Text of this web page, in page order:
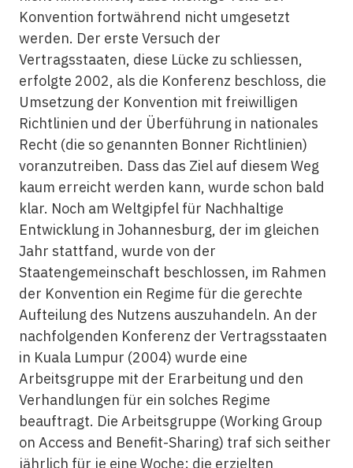
Konvention fortwährend nicht umgesetzt
werden. Der erste Versuch der
Vertragsstaaten, diese Lücke zu schliessen,
erfolgte 2002, als die Konferenz beschloss, die
Umsetzung der Konvention mit freiwilligen
Richtlinien und der Überführung in nationales
Recht (die so genannten Bonner Richtlinien)
voranzutreiben. Dass das Ziel auf diesem Weg
kaum erreicht werden kann, wurde schon bald
klar. Noch am Weltgipfel für Nachhaltige
Entwicklung in Johannesburg, der im gleichen
Jahr stattfand, wurde von der
Staatengemeinschaft beschlossen, im Rahmen
der Konvention ein Regime für die gerechte
Aufteilung des Nutzens auszuhandeln. An der
nachfolgenden Konferenz der Vertragsstaaten
in Kuala Lumpur (2004) wurde eine
Arbeitsgruppe mit der Erarbeitung und den
Verhandlungen für ein solches Regime
beauftragt. Die Arbeitsgruppe (Working Group
on Access and Benefit-Sharing) traf sich seither
jährlich für je eine Woche; die erzielten